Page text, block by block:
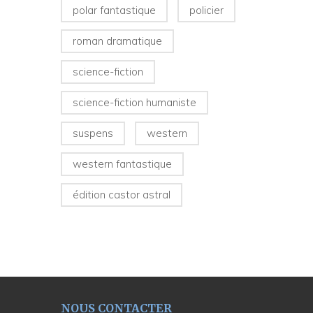
polar fantastique policier
roman dramatique
science-fiction
science-fiction humaniste
suspens western
western fantastique
édition castor astral
NOUS CONTACTER